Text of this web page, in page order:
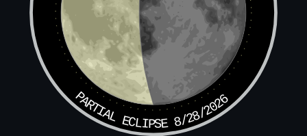
子牙曰：“你皇兄是谁？”雷震子曰：“皇兄乃是武王。”子牙
问两边站立殿下：“你们可认得麽？”众人曰：“认不得。”雷
震子曰：“弟子七岁曾救父王出五关，弟子乃燕山雷震子。”
子牙方悟，谓诸将曰：“此子先王曾言：『出五关遇雷震子
救护』，今日进西岐乃当今之洪福，得此异人。”遂引雷震
子往见武王；子牙至皇城，有执殿官启武王：“丞相候旨。”
武王曰：“孤弟何人？”子牙曰：“昔日在燕山收的雷震子，平
PARTIAL ECLIPSE 8/28/2026